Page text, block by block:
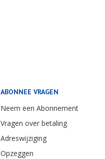
ABONNEE VRAGEN
Neem een Abonnement
Vragen over betaling
Adreswijziging
Opzeggen